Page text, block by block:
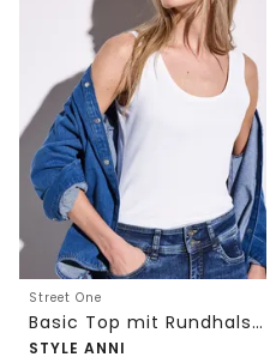
Street One
Basic Top mit Rundhals in Unifarbe
STYLE ANNI